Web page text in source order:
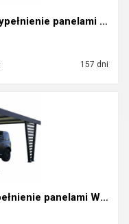
Carport V PREMIUM 4,5x5,5m Wypełnienie panelami Wi...
157 dni
Carport V PREMIUM 4,5x5m Wypełnienie panelami Wiat...